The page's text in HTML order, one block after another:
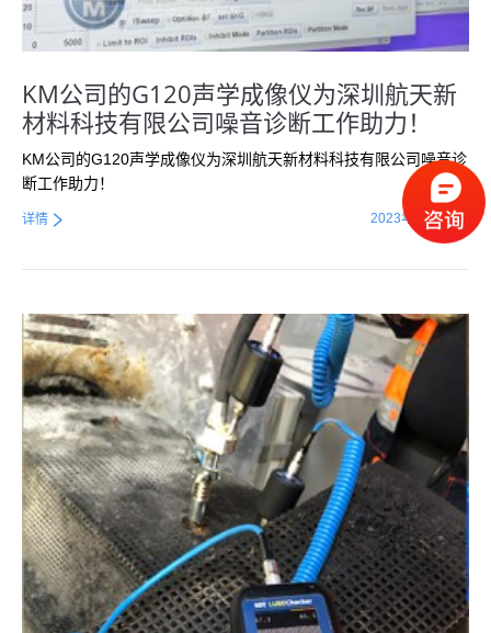
KM公司的G120声学成像仪为深圳航天新
材料科技有限公司噪音诊断工作助力！
KM公司的G120声学成像仪为深圳航天新材料科技有限公司噪音诊
断工作助力！
2023年6月27日
详情